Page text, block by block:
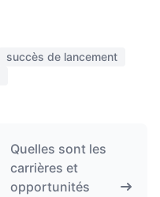
succès de lancement
Quelles sont les
carrières et
opportunités